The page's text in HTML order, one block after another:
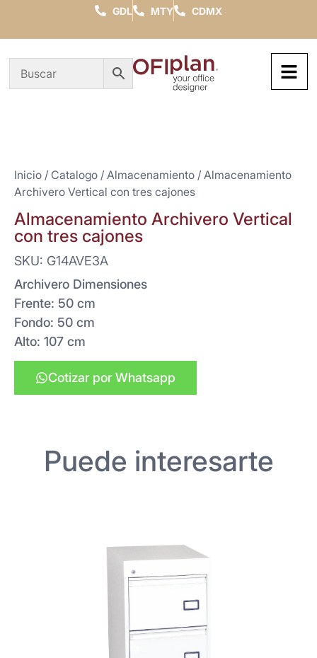
GDL MTY CDMX
Inicio / Catalogo / Almacenamiento / Almacenamiento
Archivero Vertical con tres cajones
Almacenamiento Archivero Vertical
con tres cajones
SKU: G14AVE3A
Archivero Dimensiones
Frente: 50 cm
Fondo: 50 cm
Alto: 107 cm
Cotizar por Whatsapp
Puede interesarte